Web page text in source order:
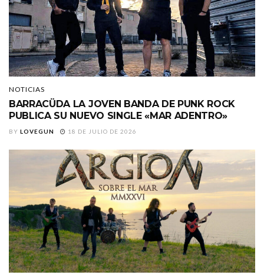
NOTICIAS
BARRACÜDA LA JOVEN BANDA DE PUNK ROCK
PUBLICA SU NUEVO SINGLE «MAR ADENTRO»
BY LOVEGUN 18 DE JULIO DE 2026